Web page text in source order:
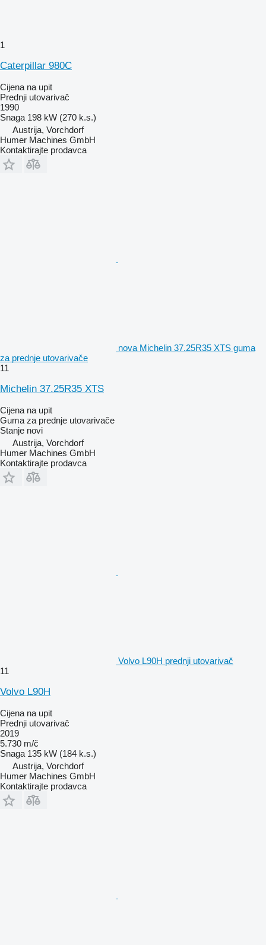
1
Caterpillar 980C
Cijena na upit
Prednji utovarivač
1990
Snaga 198 kW (270 k.s.)
Austrija, Vorchdorf
Humer Machines GmbH
Kontaktirajte prodavca
nova Michelin 37.25R35 XTS guma
za prednje utovarivače
11
Michelin 37.25R35 XTS
Cijena na upit
Guma za prednje utovarivače
Stanje novi
Austrija, Vorchdorf
Humer Machines GmbH
Kontaktirajte prodavca
Volvo L90H prednji utovarivač
11
Volvo L90H
Cijena na upit
Prednji utovarivač
2019
5.730 m/č
Snaga 135 kW (184 k.s.)
Austrija, Vorchdorf
Humer Machines GmbH
Kontaktirajte prodavca